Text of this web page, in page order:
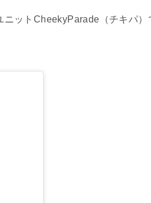
ットCheekyParade（チキパ）